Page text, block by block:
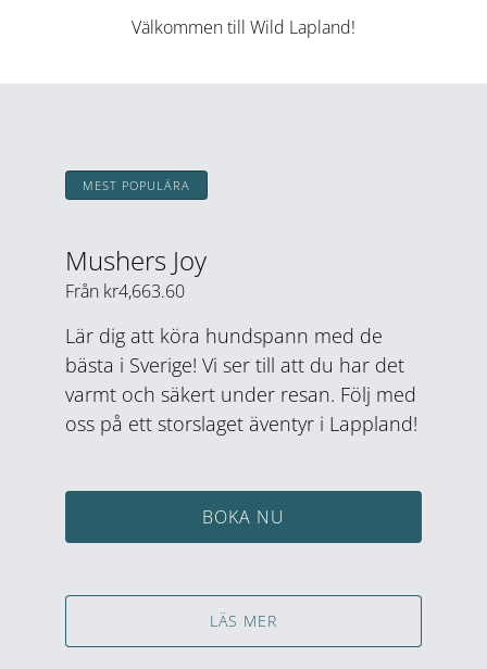
Välkommen till Wild Lapland!
MEST POPULÄRA
Mushers Joy
Från kr4,663.60
Lär dig att köra hundspann med de
bästa i Sverige! Vi ser till att du har det
varmt och säkert under resan. Följ med
oss på ett storslaget äventyr i Lappland!
BOKA NU
LÄS MER